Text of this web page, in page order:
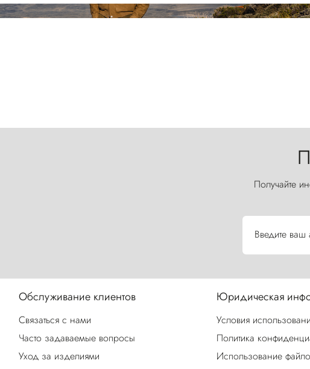
Получайте
Введите ваш
Обслуживание клиентов
Связаться с нами
Часто задаваемые вопросы
Уход за изделиями
Юридическая
Условия
Политика
Использование